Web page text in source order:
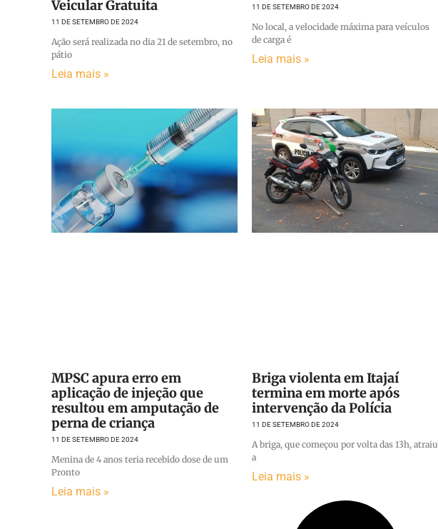
Veicular Gratuita
11 DE SETEMBRO DE 2024
Ação será realizada no dia 21 de setembro, no
pátio
Leia mais »
11 DE SETEMBRO DE 2024
No local, a velocidade máxima para veículos
de carga é
Leia mais »
MPSC apura erro em
aplicação de injeção que
resultou em amputação de
perna de criança
11 DE SETEMBRO DE 2024
Menina de 4 anos teria recebido dose de um
Pronto
Leia mais »
Briga violenta em Itajaí
termina em morte após
intervenção da Polícia
11 DE SETEMBRO DE 2024
A briga, que começou por volta das 13h, atraiu
a
Leia mais »